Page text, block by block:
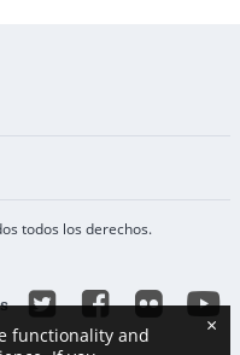
todos los derechos.
EN
TWITTER
EN
functionality and
×